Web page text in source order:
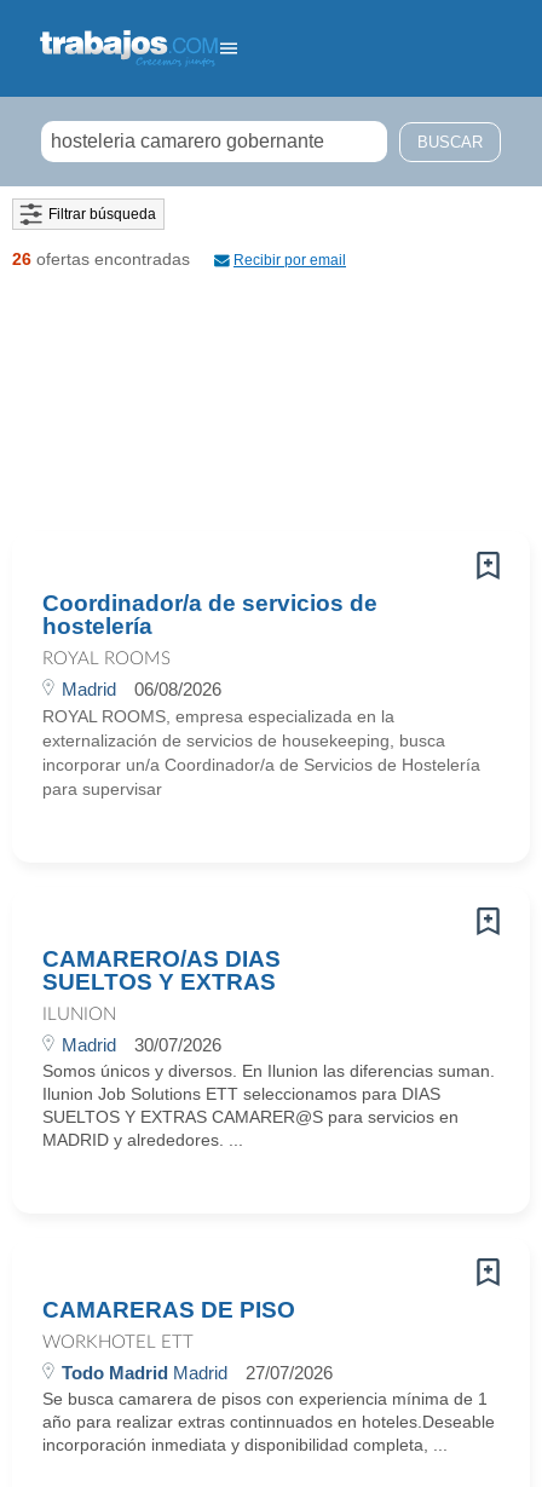
Filtrar búsqueda
26 ofertas encontradas Recibir por email
Coordinador/a de servicios de
hostelería
ROYAL ROOMS
Madrid 06/08/2026
ROYAL ROOMS, empresa especializada en la
externalización de servicios de housekeeping, busca
incorporar un/a Coordinador/a de Servicios de Hostelería
para supervisar
CAMARERO/AS DIAS
SUELTOS Y EXTRAS
ILUNION
Madrid 30/07/2026
Somos únicos y diversos. En Ilunion las diferencias suman.
Ilunion Job Solutions ETT seleccionamos para DIAS
SUELTOS Y EXTRAS CAMARER@S para servicios en
MADRID y alrededores. ...
CAMARERAS DE PISO
WORKHOTEL ETT
Todo Madrid Madrid 27/07/2026
Se busca camarera de pisos con experiencia mínima de 1
año para realizar extras continnuados en hoteles.Deseable
incorporación inmediata y disponibilidad completa, ...